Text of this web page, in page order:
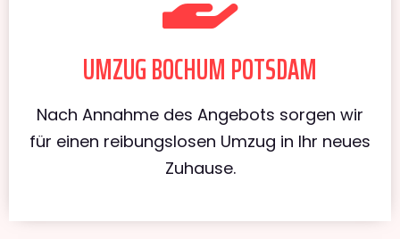
UMZUG BOCHUM POTSDAM
Nach Annahme des Angebots sorgen wir
für einen reibungslosen Umzug in Ihr neues
Zuhause.